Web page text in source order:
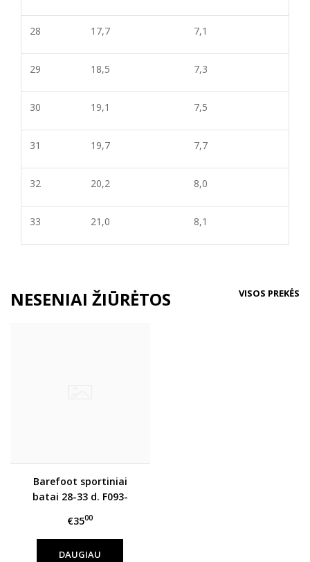
28 17,7 7,1
29 18,5 7,3
30 19,1 7,5
31 19,7 7,7
32 20,2 8,0
33 21,0 8,1
NESENIAI ŽIŪRĖTOS VISOS PREKĖS
Barefoot sportiniai
batai 28-33 d. F093-
€3500
DAUGIAU